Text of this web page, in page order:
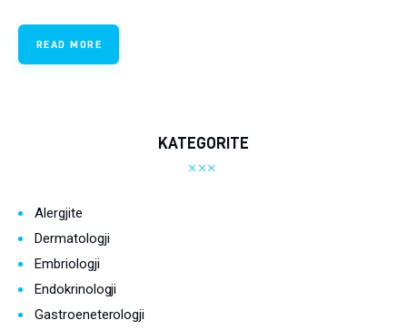
Pneumologji
Regjim ushqimor
COVID-19
Risite shkencore dhe mjekesore per COVID-19
Semundjet e zemres
READ MORE
KATEGORITE
Alergjite
Dermatologji
Embriologji
Endokrinologji
Gastroeneterologji